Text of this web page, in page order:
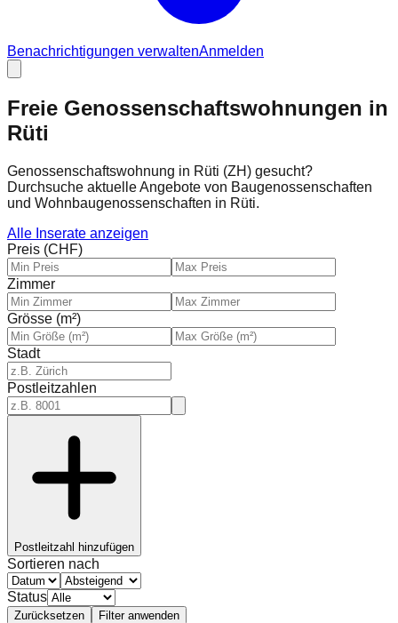
Benachrichtigungen verwaltenAnmelden
Freie Genossenschaftswohnungen in
Rüti
Genossenschaftswohnung in Rüti (ZH) gesucht?
Durchsuche aktuelle Angebote von Baugenossenschaften
und Wohnbaugenossenschaften in Rüti.
Alle Inserate anzeigen
Preis (CHF)
Zimmer
Grösse (m²)
Stadt
Postleitzahlen
Postleitzahl hinzufügen
Sortieren nach
Status
Zurücksetzen Filter anwenden